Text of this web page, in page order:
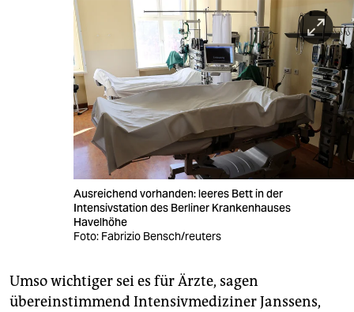
Ausreichend vorhanden: leeres Bett in der
Intensivstation des Berliner Krankenhauses
Havelhöhe
Foto: Fabrizio Bensch/reuters
Umso wichtiger sei es für Ärzte, sagen
übereinstimmend Intensivmediziner Janssens,